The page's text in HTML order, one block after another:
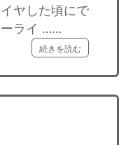
ヤした頃にで
ーライ ……
続きを読む